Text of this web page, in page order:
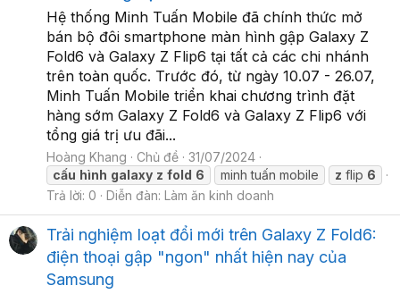
Hệ thống Minh Tuấn Mobile đã chính thức mở
bán bộ đôi smartphone màn hình gập Galaxy Z
Fold6 và Galaxy Z Flip6 tại tất cả các chi nhánh
trên toàn quốc. Trước đó, từ ngày 10.07 - 26.07,
Minh Tuấn Mobile triển khai chương trình đặt
hàng sớm Galaxy Z Fold6 và Galaxy Z Flip6 với
tổng giá trị ưu đãi...
Hoàng Khang Chủ đề
31/07/2024
cấu hình galaxy z fold 6 minh tuấn mobile z flip 6
Trả lời: 0
Diễn đàn: Làm ăn kinh doanh
Trải nghiệm loạt đổi mới trên Galaxy Z Fold6:
điện thoại gập "ngon" nhất hiện nay của
Samsung